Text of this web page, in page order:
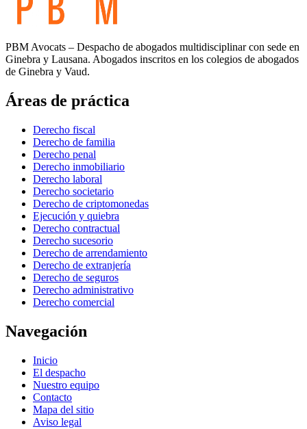
PBM Avocats – Despacho de abogados multidisciplinar con sede en
Ginebra y Lausana. Abogados inscritos en los colegios de abogados
de Ginebra y Vaud.
Áreas de práctica
Derecho fiscal
Derecho de familia
Derecho penal
Derecho inmobiliario
Derecho laboral
Derecho societario
Derecho de criptomonedas
Ejecución y quiebra
Derecho contractual
Derecho sucesorio
Derecho de arrendamiento
Derecho de extranjería
Derecho de seguros
Derecho administrativo
Derecho comercial
Navegación
Inicio
El despacho
Nuestro equipo
Contacto
Mapa del sitio
Aviso legal